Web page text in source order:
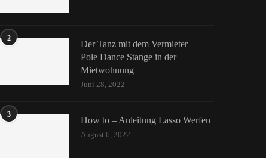
2
Der Tanz mit dem Vermieter –
Pole Dance Stange in der
Mietwohnung
Juni 28, 2022
3
How to – Anleitung Lasso Werfen
August 6, 2022